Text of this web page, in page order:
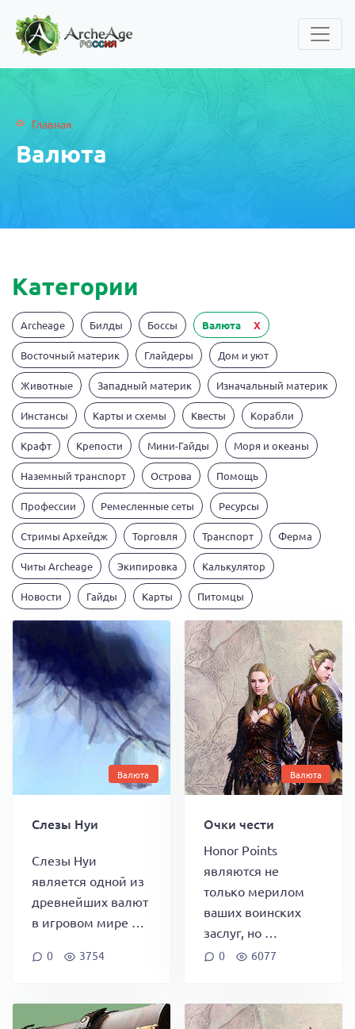
Главная
Валюта
Категории
Archeage Билды Боссы Валюта X
Восточный материк Глайдеры Дом и уют
Животные Западный материк Изначальный материк
Инстансы Карты и схемы Квесты Корабли
Крафт Крепости Мини-Гайды Моря и океаны
Наземный транспорт Острова Помощь
Профессии Ремесленные сеты Ресурсы
Стримы Архейдж Торговля Транспорт Ферма
Читы Archeage Экипировка Калькулятор
Новости Гайды Карты Питомцы
Валюта
Слезы Нуи
Слезы Нуи
является одной из
древнейших валют
в игровом мире …
0 3754
Валюта
Очки чести
Honor Points
являются не
только мерилом
ваших воинских
заслуг, но …
0 6077